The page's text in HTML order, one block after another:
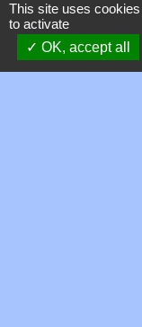
meublée
Argent - Impôts -
Régime fiscal
(LMP)
This site uses
to activate
OK, accept all